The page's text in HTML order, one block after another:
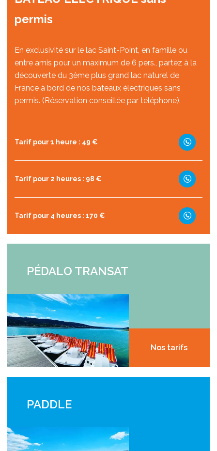
permis
En exclusivité sur le lac Saint-Point, en famille ou
entre amis pour un maximum de 6 pers., partez à la
découverte du 3ème plus grand lac naturel de
France à bord de nos bateaux électriques sans
permis. (Réservation conseillée par téléphone).
Tarif pour 1 heure : 49 €
Tarif pour 2 heures : 98 €
Tarif pour 4 heures : 170 €
PÉDALO TRANSAT
Nos tarifs
PADDLE